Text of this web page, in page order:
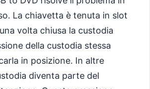
La chiavetta è tenuta in slot
volta chiusa la custodia
della custodia stessa
in posizione. In altre
diventa parte del